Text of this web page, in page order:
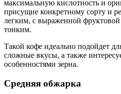
максимальную кислотность и
присущие конкретному сорту и
легким, с выраженной
тонким.
Такой кофе идеально подойдет
сложные вкусы, а также
особенностями зерна.
Средняя обжарка